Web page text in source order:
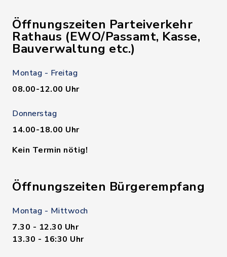
Öffnungszeiten Parteiverkehr
Rathaus (EWO/Passamt, Kasse,
Bauverwaltung etc.)
Montag - Freitag
08.00-12.00 Uhr
Donnerstag
14.00-18.00 Uhr
Kein Termin nötig!
Öffnungszeiten Bürgerempfang
Montag - Mittwoch
7.30 - 12.30 Uhr
13.30 - 16:30 Uhr